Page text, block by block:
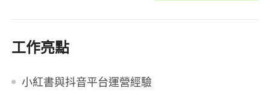
工作亮點
小紅書與抖音平台運營經驗